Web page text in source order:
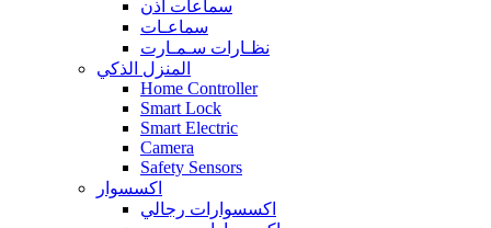
سماعات اذن
سماعـات
نظـارات سـمـارت
المنزل الذكي
Home Controller
Smart Lock
Smart Electric
Camera
Safety Sensors
اكسسوار
اكسسوارات رجالي